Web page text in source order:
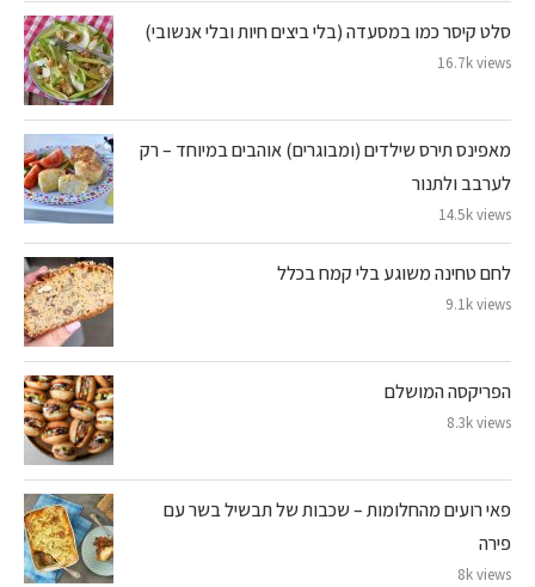
סלט קיסר כמו במסעדה (בלי ביצים חיות ובלי אנשובי)
16.7k views
מאפינס תירס שילדים (ומבוגרים) אוהבים במיוחד – רק
לערבב ולתנור
14.5k views
לחם טחינה משוגע בלי קמח בכלל
9.1k views
הפריקסה המושלם
8.3k views
פאי רועים מהחלומות – שכבות של תבשיל בשר עם
פירה
8k views